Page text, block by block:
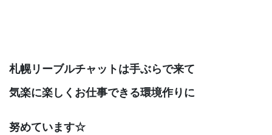
札幌リーブルチャットは手ぶらで来て
気楽に楽しくお仕事できる環境作りに
努めています☆